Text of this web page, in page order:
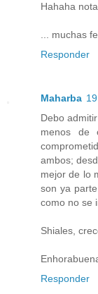
Hahaha
... muchas
Responder
Maharba
Debo
menos de
ambos;
mejor de lo
son ya
como no se
Shiales,
Responder